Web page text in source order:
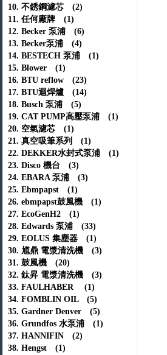
10. 不銹鋼濾芯 (2)
11. 任何廠牌 (1)
12. Becker 泵浦 (6)
13. Becker泵浦 (4)
14. BESTECH 泵浦 (1)
15. Blower (1)
16. BTU reflow (23)
17. BTU迴焊爐 (14)
18. Busch 泵浦 (5)
19. CAT PUMP高壓泵浦 (1)
20. 空氣濾芯 (1)
21. 真空吸筆系列 (1)
22. DEKKER水封式泵浦 (1)
23. Disco 機台 (3)
24. EBARA 泵浦 (3)
25. Ebmpapst (1)
26. ebmpapst鼓風機 (1)
27. EcoGenH2 (1)
28. Edwards 泵浦 (33)
29. EOLUS 集塵器 (1)
30. 馗鼎 電漿清洗機 (3)
31. 鼓風機 (20)
32. 鈦昇 電漿清洗機 (3)
33. FAULHABER (1)
34. FOMBLIN OIL (5)
35. Gardner Denver (5)
36. Grundfos 水泵浦 (1)
37. HANNIFIN (2)
38. Hengst (1)